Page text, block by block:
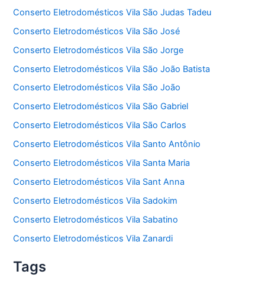
Conserto Eletrodomésticos Vila São Judas Tadeu
Conserto Eletrodomésticos Vila São José
Conserto Eletrodomésticos Vila São Jorge
Conserto Eletrodomésticos Vila São João Batista
Conserto Eletrodomésticos Vila São João
Conserto Eletrodomésticos Vila São Gabriel
Conserto Eletrodomésticos Vila São Carlos
Conserto Eletrodomésticos Vila Santo Antônio
Conserto Eletrodomésticos Vila Santa Maria
Conserto Eletrodomésticos Vila Sant Anna
Conserto Eletrodomésticos Vila Sadokim
Conserto Eletrodomésticos Vila Sabatino
Conserto Eletrodomésticos Vila Zanardi
Tags